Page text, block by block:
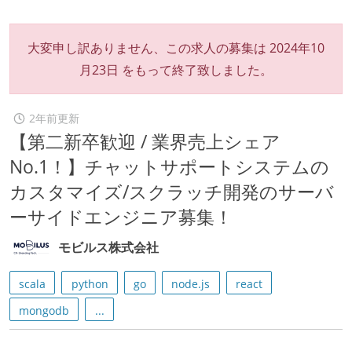
大変申し訳ありません、この求人の募集は 2024年10
月23日 をもって終了致しました。
2年前更新
【第二新卒歓迎 / 業界売上シェア
No.1！】チャットサポートシステムの
カスタマイズ/スクラッチ開発のサーバ
ーサイドエンジニア募集！
モビルス株式会社
scala python go node.js
react
mongodb
...